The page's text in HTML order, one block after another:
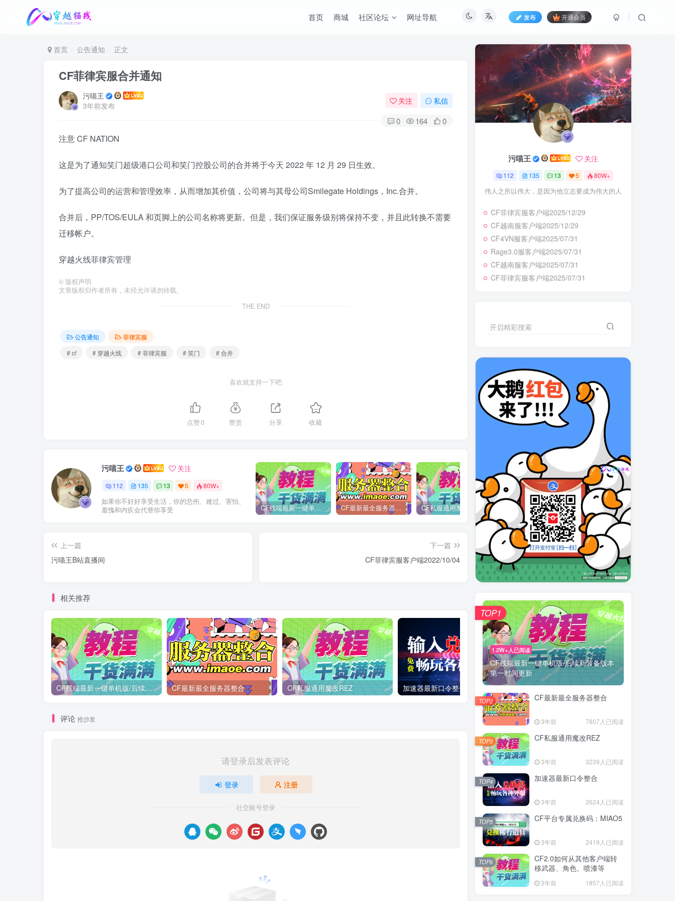
发布 开通会员
首页 商城 社区论坛 网址导航
首页 公告通知 正文
CF菲律宾服合并通知
污喵王
3年前发布
关注 私信
0 164 0
注意 CF NATION
这是为了通知笑门超级港口公司和笑门控股公司的合并将于今天 2022 年 12 月 29 日生效。
为了提高公司的运营和管理效率，从而增加其价值，公司将与其母公司Smilegate Holdings，Inc.合并。
合并后，PP/TOS/EULA 和页脚上的公司名称将更新。但是，我们保证服务级别将保持不变，并且此转换不需要
迁移帐户。
穿越火线菲律宾管理
© 版权声明
文章版权归作者所有，未经允许请勿转载。
THE END
公告通知
菲律宾服
# cf
# 穿越火线 # 菲律宾服 # 笑门 # 合并
喜欢就支持一下吧
点赞0 赞赏 分享 收藏
污喵王 关注
112 135 13 5 80W+
如果你不好好享受生活，你的悲伤、难过、害怕、
羞愧和内疚会代替你享受
CF残端最新一键单机版/后续新装备版本第一时间更新 CF最新最全服务器整合 CF私服通用魔改REZ 加速器最新口令整合
上一篇
污喵王B站直播间
下一篇
CF菲律宾服客户端2022/10/04
相关推荐
CF残端最新一键单机版/后续新装备版本第一时间更新 CF最新最全服务器整合 CF私服通用魔改REZ 加速器最新口令整合 CF平台专属兑换码：MIAO5
评论 抢沙发
请登录后发表评论
登录 注册
社交账号登录
污喵王 关注
112 135 13 5 80W+
伟人之所以伟大，是因为他立志要成为伟大的人
CF菲律宾服客户端2025/12/29
CF越南服客户端2025/12/29
CF4VN服客户端2025/07/31
Rage3.0服客户端2025/07/31
CF越南服客户端2025/07/31
CF菲律宾服客户端2025/07/31
开启精彩搜索
1.2W+人已阅读
CF残端最新一键单机版/后续新装备版本
第一时间更新
TOP1
CF最新最全服务器整合
3年前 7807人已阅读
TOP2
CF私服通用魔改REZ
3年前 3239人已阅读
TOP3
加速器最新口令整合
3年前 2624人已阅读
TOP4
CF平台专属兑换码：MIAO5
3年前 2419人已阅读
TOP5
CF2.0如何从其他客户端转
移武器、角色、喷漆等
3年前 1857人已阅读
TOP6